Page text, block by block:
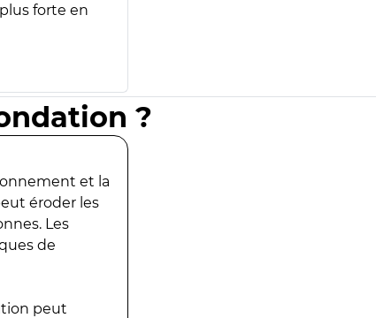
forte en
?
et la
éroder les
Les
de
peut